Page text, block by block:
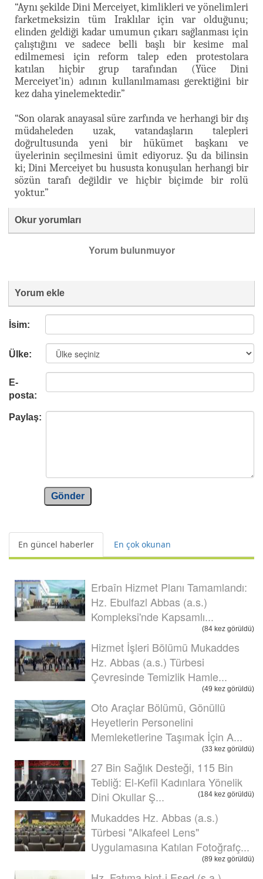
“Aynı şekilde Dini Merceiyet, kimlikleri ve yönelimleri
farketmeksizin tüm Iraklılar için var olduğunu;
elinden geldiği kadar umumun çıkarı sağlanması için
çalıştığını ve sadece belli başlı bir kesime mal
edilmemesi için reform talep eden protestolara
katılan hiçbir grup tarafından (Yüce Dini
Merceiyet’in) adının kullanılmaması gerektiğini bir
kez daha yinelemektedir.”
“Son olarak anayasal süre zarfında ve herhangi bir dış
müdaheleden uzak, vatandaşların talepleri
doğrultusunda yeni bir hükümet başkanı ve
üyelerinin seçilmesini ümit ediyoruz. Şu da bilinsin
ki; Dini Merceiyet bu hususta konuşulan herhangi bir
sözün tarafı değildir ve hiçbir biçimde bir rolü
yoktur.”
Okur yorumları
Yorum bulunmuyor
Yorum ekle
İsim:
Ülke:
E-
posta:
Paylaş:
Gönder
En güncel haberler En çok okunan
Erbaîn Hizmet Planı Tamamlandı:
Hz. Ebulfazl Abbas (a.s.)
Kompleksi'nde Kapsamlı...
(84 kez görüldü)
Hizmet İşleri Bölümü Mukaddes
Hz. Abbas (a.s.) Türbesi
Çevresinde Temizlik Hamle...
(49 kez görüldü)
Oto Araçlar Bölümü, Gönüllü
Heyetlerin Personelini
Memleketlerine Taşımak İçin A...
(33 kez görüldü)
27 Bin Sağlık Desteği, 115 Bin
Tebliğ: El-Kefîl Kadınlara Yönelik
Dini Okullar Ş...
(184 kez görüldü)
Mukaddes Hz. Abbas (a.s.)
Türbesi "Alkafeel Lens"
Uygulamasına Katılan Fotoğrafç...
(89 kez görüldü)